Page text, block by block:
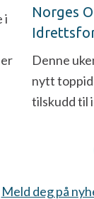
i
Norges
Denne
nytt
tilskudd til
Meld deg på